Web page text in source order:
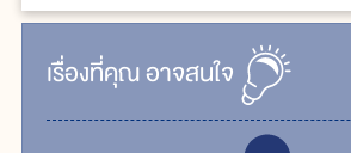
เรื่ิองที่คุณอาจสนใจ